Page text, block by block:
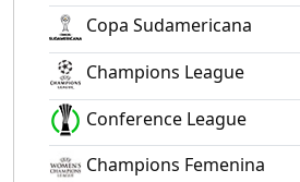
Copa Sudamericana
Champions League
Conference League
Champions Femenina